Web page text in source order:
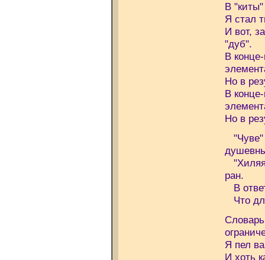
В
Я стал
И вот,
"дуб".
В
Но в
В
Но в
"Чуве"
ран.
В
Что
Я пел
И хоть